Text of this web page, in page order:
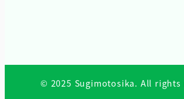
© 2025 Sugimotosika. All rights